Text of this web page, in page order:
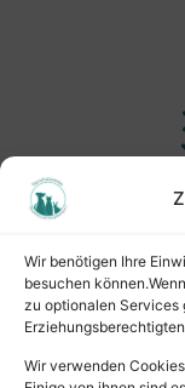
Wir benötigen Ihre
besuchen
zu optionalen Services
Wir verwenden